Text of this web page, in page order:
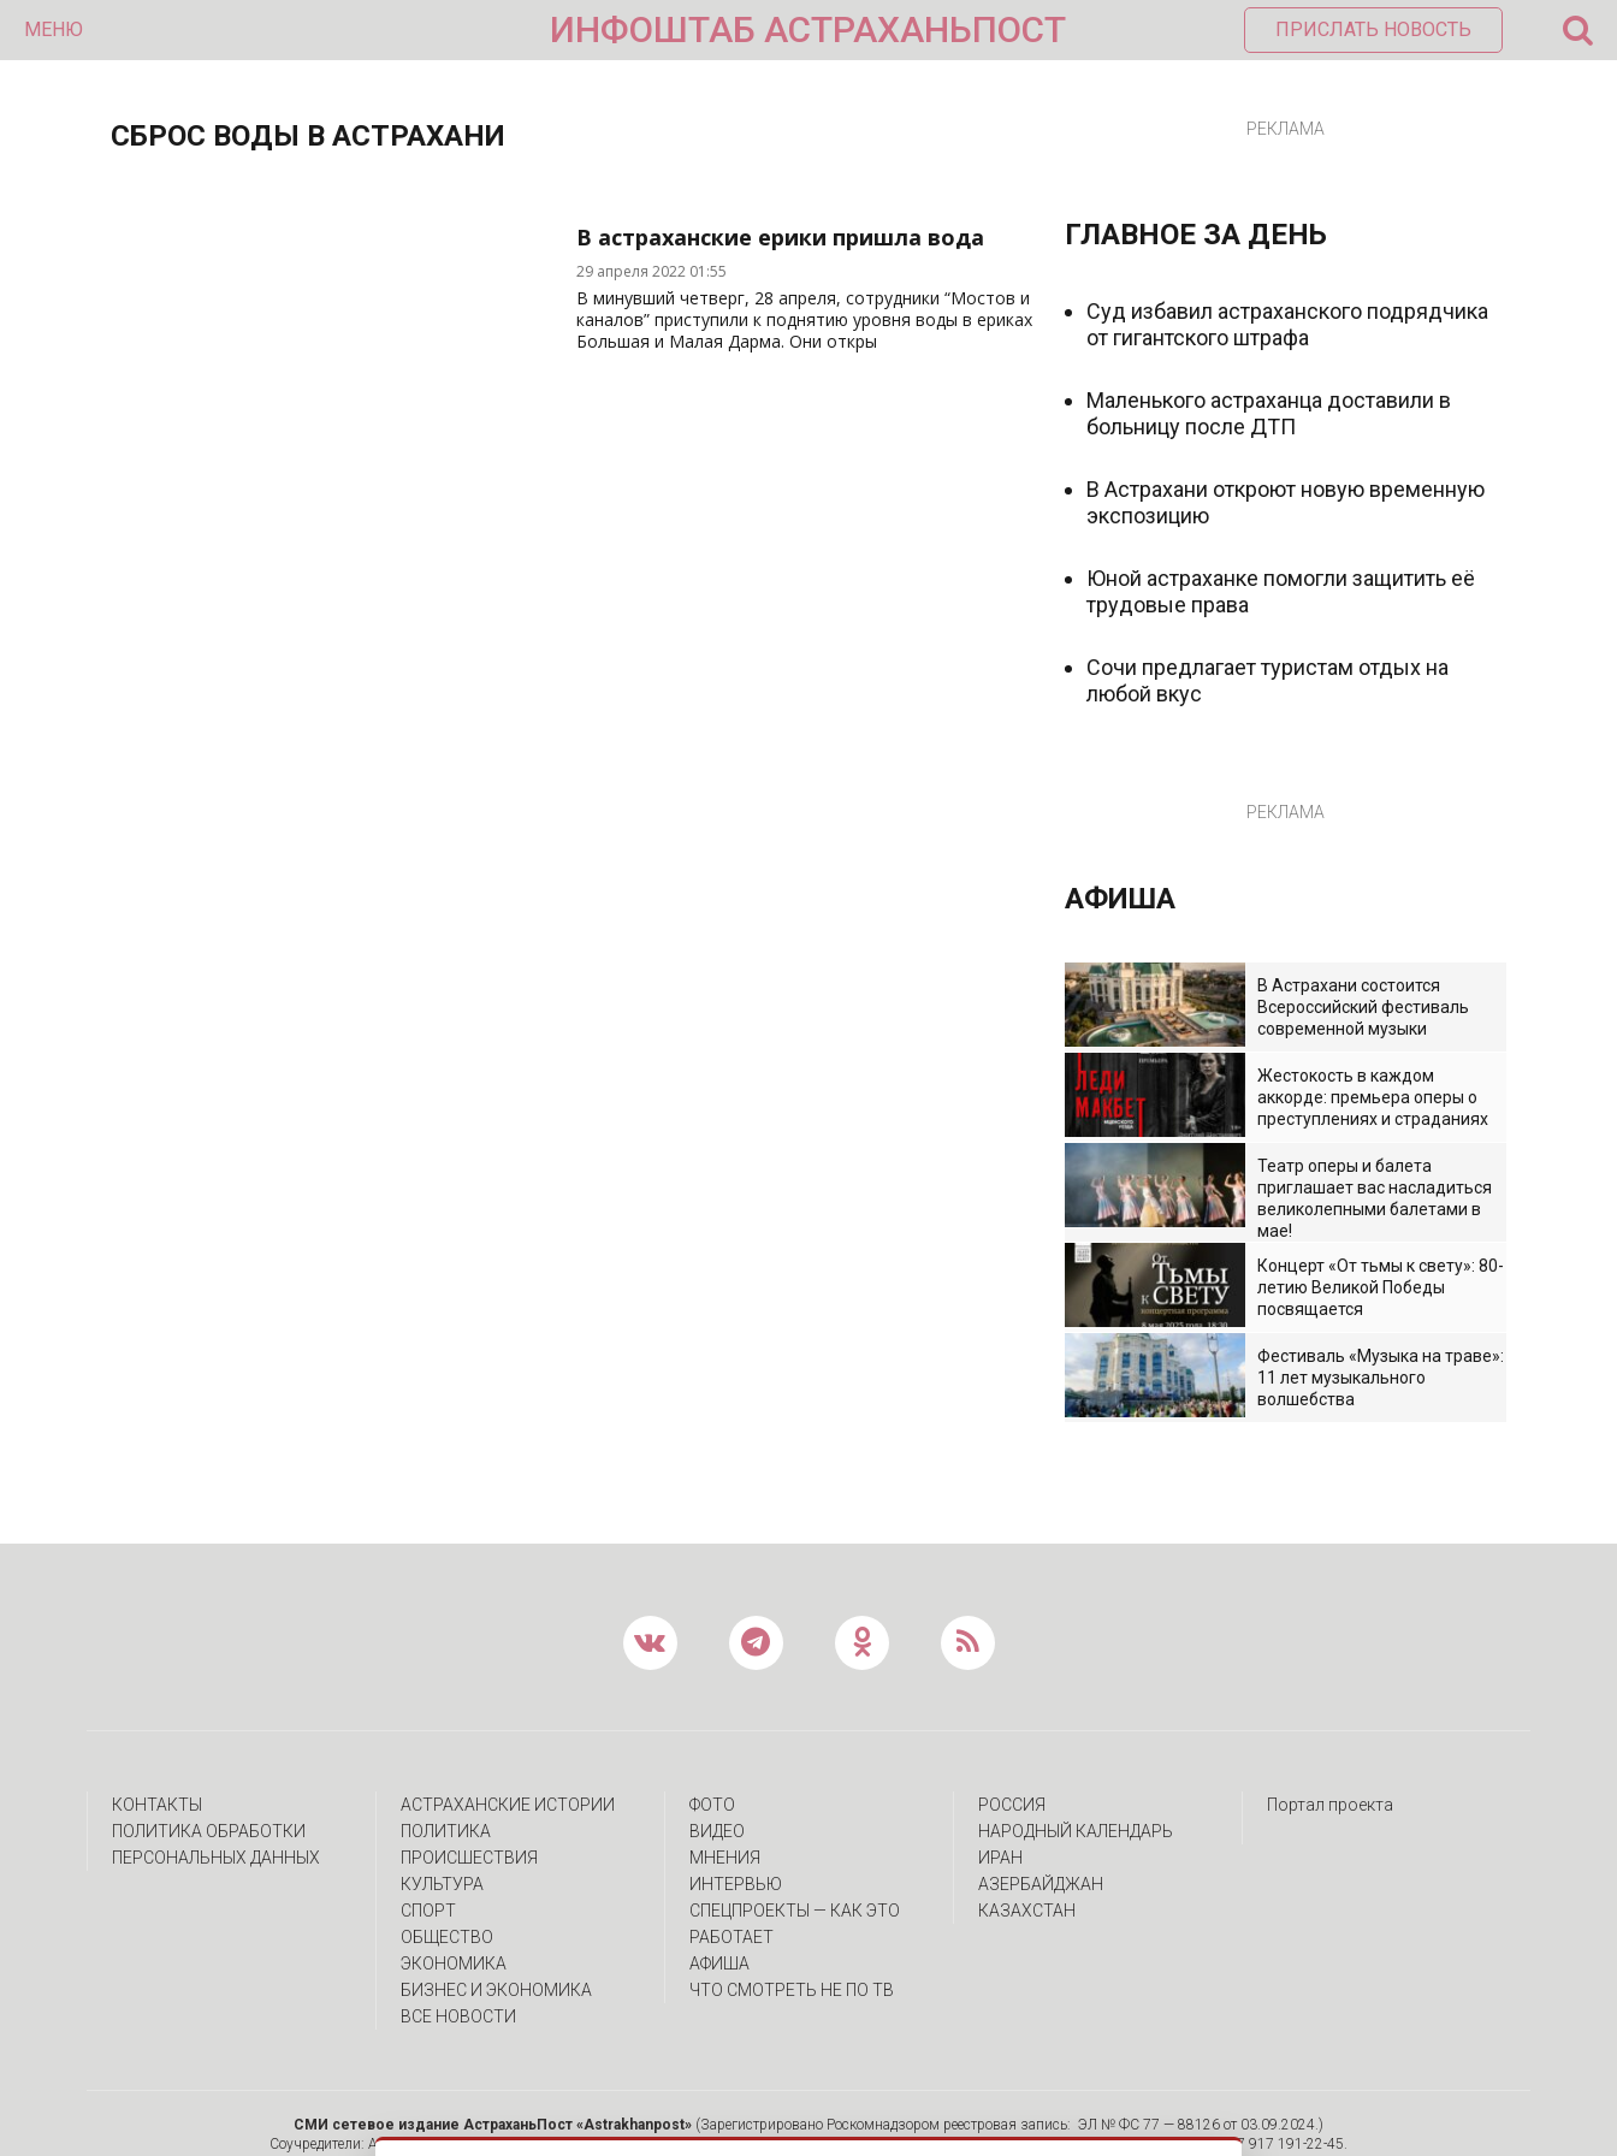
МЕНЮ ИНФОШТАБ АСТРАХАНЬПОСТ ПРИСЛАТЬ НОВОСТЬ
СБРОС ВОДЫ В АСТРАХАНИ
В астраханские ерики пришла вода
29 апреля 2022 01:55
В минувший четверг, 28 апреля, сотрудники “Мостов и
каналов” приступили к поднятию уровня воды в ериках
Большая и Малая Дарма. Они откры
РЕКЛАМА
ГЛАВНОЕ ЗА ДЕНЬ
Суд избавил астраханского подрядчика
от гигантского штрафа
Маленького астраханца доставили в
больницу после ДТП
В Астрахани откроют новую временную
экспозицию
Юной астраханке помогли защитить её
трудовые права
Сочи предлагает туристам отдых на
любой вкус
РЕКЛАМА
АФИША
В Астрахани состоится
Всероссийский фестиваль
современной музыки
Жестокость в каждом
аккорде: премьера оперы о
преступлениях и страданиях
Театр оперы и балета
приглашает вас насладиться
великолепными балетами в
мае!
Концерт «От тьмы к свету»: 80-
летию Великой Победы
посвящается
Фестиваль «Музыка на траве»:
11 лет музыкального
волшебства
КОНТАКТЫ
ПОЛИТИКА ОБРАБОТКИ
ПЕРСОНАЛЬНЫХ ДАННЫХ
АСТРАХАНСКИЕ ИСТОРИИ
ПОЛИТИКА
ПРОИСШЕСТВИЯ
КУЛЬТУРА
СПОРТ
ОБЩЕСТВО
ЭКОНОМИКА
БИЗНЕС И ЭКОНОМИКА
ВСЕ НОВОСТИ
ФОТО
ВИДЕО
МНЕНИЯ
ИНТЕРВЬЮ
CПЕЦПРОЕКТЫ — КАК ЭТО
РАБОТАЕТ
АФИША
ЧТО СМОТРЕТЬ НЕ ПО ТВ
РОССИЯ
НАРОДНЫЙ КАЛЕНДАРЬ
ИРАН
АЗЕРБАЙДЖАН
КАЗАХСТАН
Портал проекта
СМИ сетевое издание АстраханьПост «Astrakhanpost» (Зарегистрировано Роскомнадзором реестровая запись: ЭЛ № ФС 77 — 88126 от 03.09.2024.)
Соучредители: Алымов А.Н. , ИП Асадулин Ю.А. Главный редактор: Вербина А.В. Адрес: 414000, г. Астрахань, ул. Советская, 30/12, пом. 15 Тел. +7 917 191-22-45.